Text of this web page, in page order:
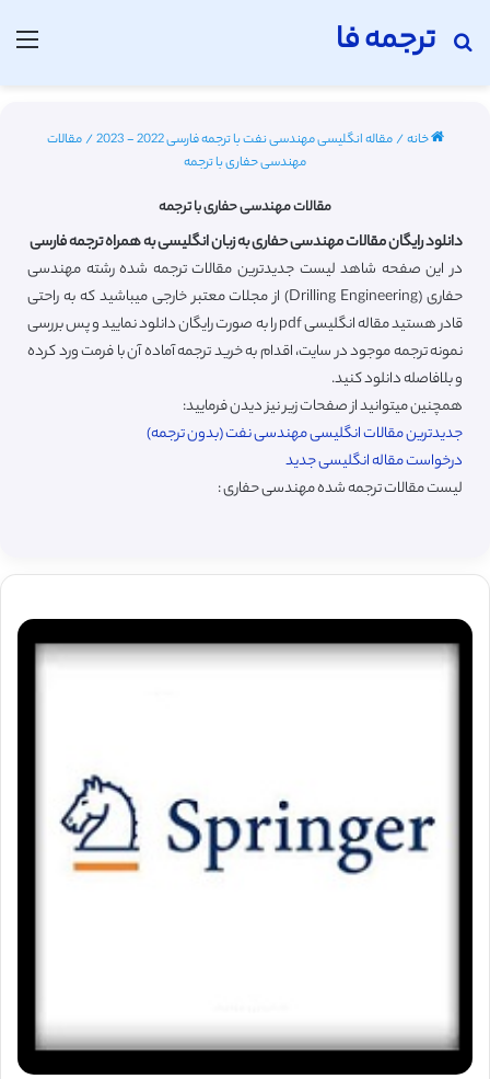
ترجمه فا
جستجو برای
خانه/مقاله انگلیسی مهندسی نفت با ترجمه فارسی 2022 - 2023 /مقالات
مهندسی حفاری با ترجمه
مقالات مهندسی حفاری با ترجمه
دانلود رایگان مقالات مهندسی حفاری به زبان انگلیسی به همراه ترجمه فارسی
در این صفحه شاهد لیست جدیدترین مقالات ترجمه شده رشته مهندسی
حفاری (Drilling Engineering) از مجلات معتبر خارجی میباشید که به راحتی
قادر هستید مقاله انگلیسی pdf را به صورت رایگان دانلود نمایید و پس بررسی
نمونه ترجمه موجود در سایت، اقدام به خرید ترجمه آماده آن با فرمت ورد کرده
و بلافاصله دانلود کنید.
همچنین میتوانید از صفحات زیر نیز دیدن فرمایید:
جدیدترین مقالات انگلیسی مهندسی نفت (بدون ترجمه)
درخواست مقاله انگلیسی جدید
لیست مقالات ترجمه شده مهندسی حفاری :